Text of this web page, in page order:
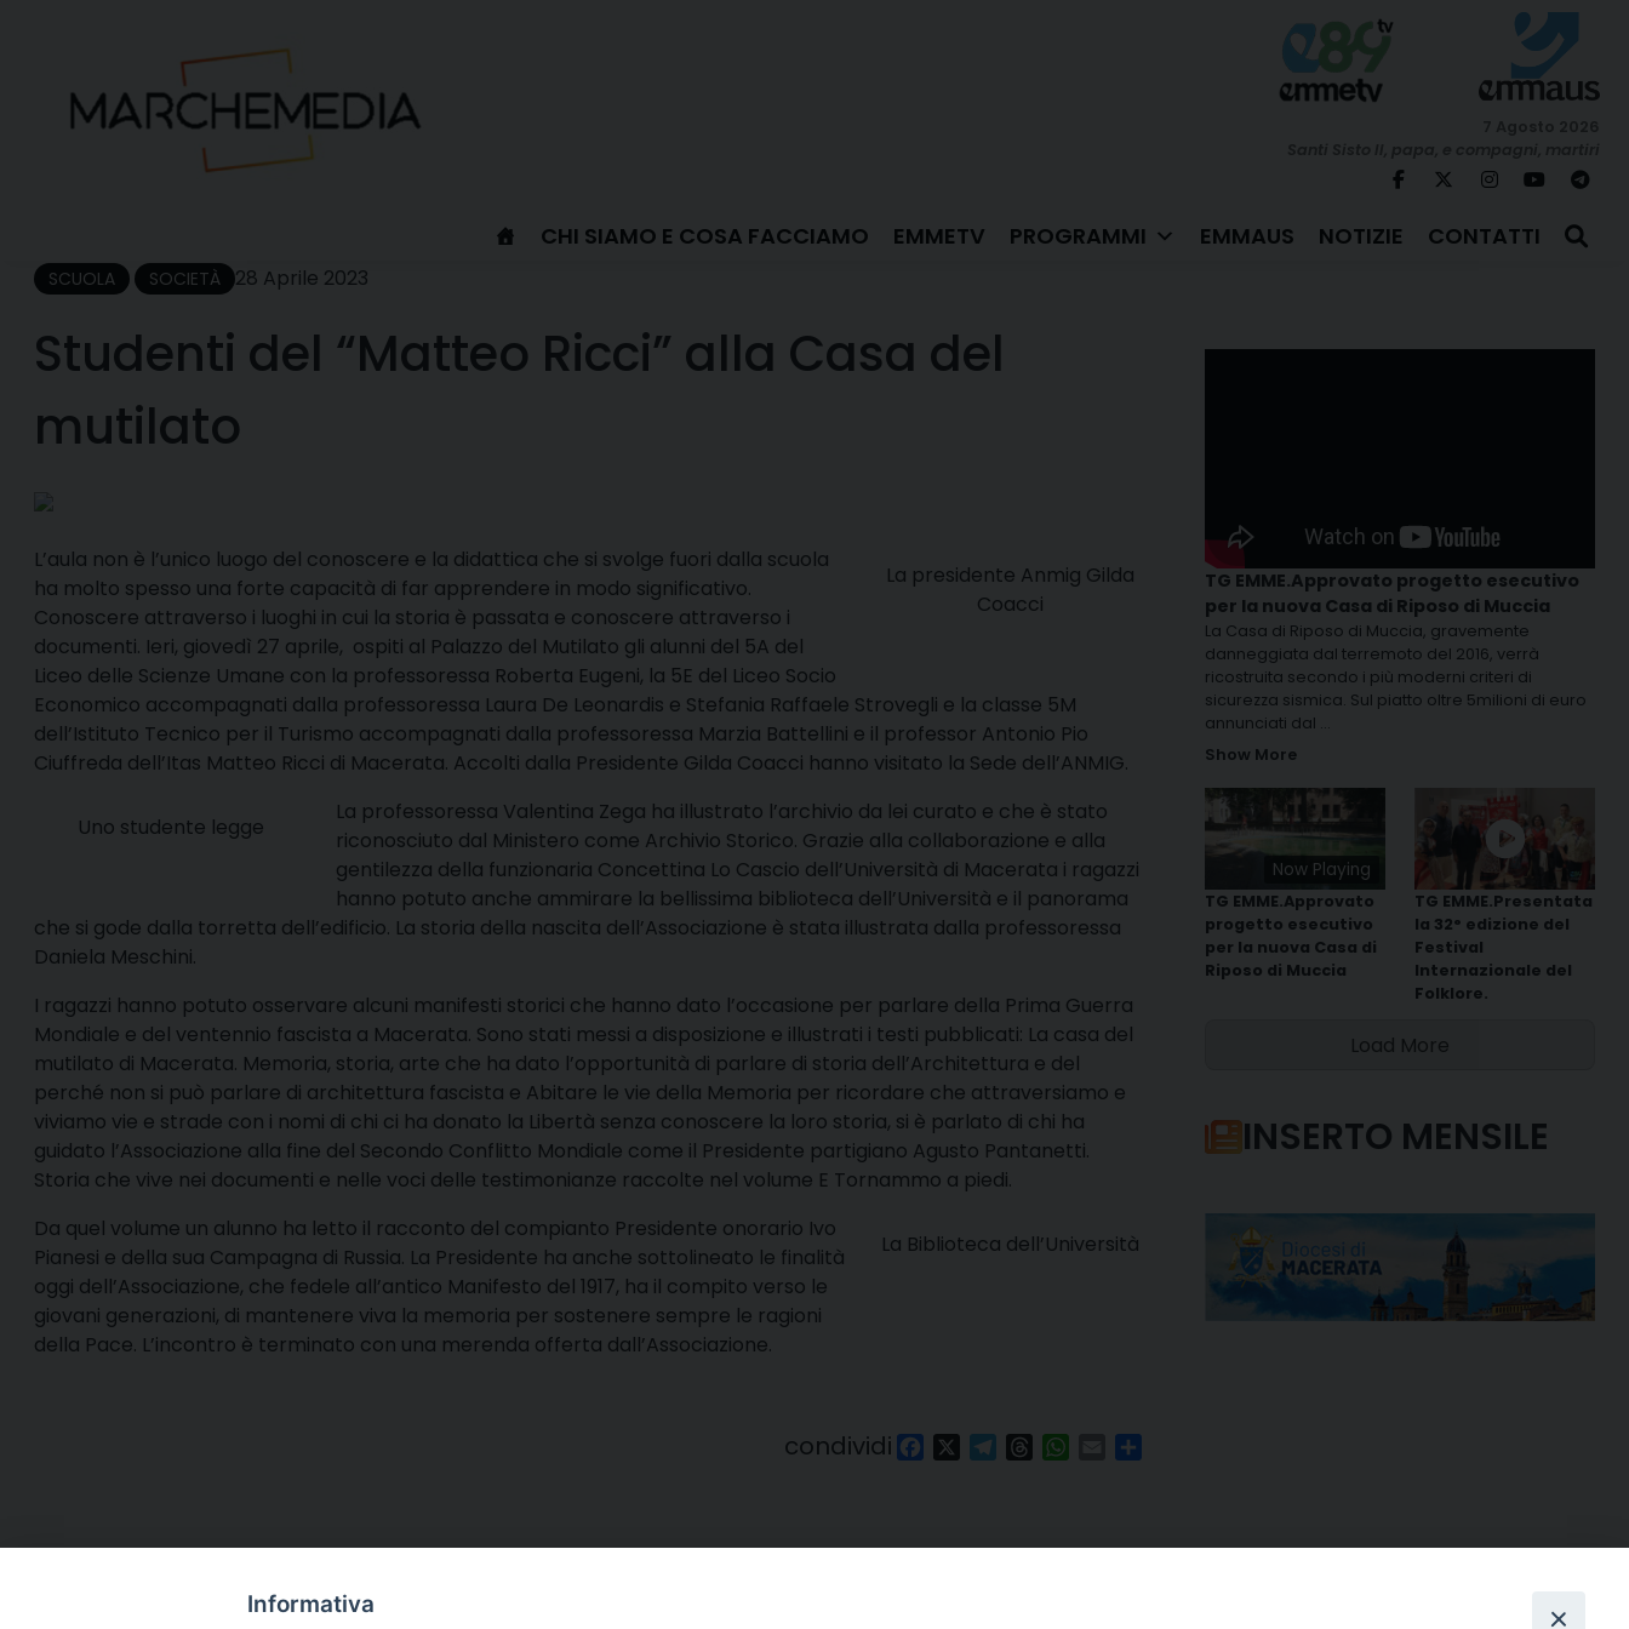
CHI SIAMO E COSA FACCIAMO EMMETV PROGRAMMI EMMAUS NOTIZIE CONTATTI
SCUOLA SOCIETÀ 28 Aprile 2023
Studenti del “Matteo Ricci” alla Casa del
mutilato
La presidente Anmig Gilda
Coacci
L’aula non è l’unico luogo del conoscere e la didattica che si svolge fuori dalla scuola
ha molto spesso una forte capacità di far apprendere in modo significativo.
Conoscere attraverso i luoghi in cui la storia è passata e conoscere attraverso i
documenti. Ieri, giovedì 27 aprile, ospiti al Palazzo del Mutilato gli alunni del 5A del
Liceo delle Scienze Umane con la professoressa Roberta Eugeni, la 5E del Liceo Socio
Economico accompagnati dalla professoressa Laura De Leonardis e Stefania Raffaele Strovegli e la classe 5M
dell’Istituto Tecnico per il Turismo accompagnati dalla professoressa Marzia Battellini e il professor Antonio Pio
Ciuffreda dell’Itas Matteo Ricci di Macerata. Accolti dalla Presidente Gilda Coacci hanno visitato la Sede dell’ANMIG.
Uno studente legge
La professoressa Valentina Zega ha illustrato l’archivio da lei curato e che è stato
riconosciuto dal Ministero come Archivio Storico. Grazie alla collaborazione e alla
gentilezza della funzionaria Concettina Lo Cascio dell’Università di Macerata i ragazzi
hanno potuto anche ammirare la bellissima biblioteca dell’Università e il panorama
che si gode dalla torretta dell’edificio. La storia della nascita dell’Associazione è stata illustrata dalla professoressa
Daniela Meschini.
I ragazzi hanno potuto osservare alcuni manifesti storici che hanno dato l’occasione per parlare della Prima Guerra
Mondiale e del ventennio fascista a Macerata. Sono stati messi a disposizione e illustrati i testi pubblicati: La casa del
mutilato di Macerata. Memoria, storia, arte che ha dato l’opportunità di parlare di storia dell’Architettura e del
perché non si può parlare di architettura fascista e Abitare le vie della Memoria per ricordare che attraversiamo e
viviamo vie e strade con i nomi di chi ci ha donato la Libertà senza conoscere la loro storia, si è parlato di chi ha
guidato l’Associazione alla fine del Secondo Conflitto Mondiale come il Presidente partigiano Agusto Pantanetti.
Storia che vive nei documenti e nelle voci delle testimonianze raccolte nel volume E Tornammo a piedi.
La Biblioteca dell’Università
Da quel volume un alunno ha letto il racconto del compianto Presidente onorario Ivo
Pianesi e della sua Campagna di Russia. La Presidente ha anche sottolineato le finalità
oggi dell’Associazione, che fedele all’antico Manifesto del 1917, ha il compito verso le
giovani generazioni, di mantenere viva la memoria per sostenere sempre le ragioni
della Pace. L’incontro è terminato con una merenda offerta dall’Associazione.
condividi FacebookTelegram
ThreadsWhatsApp
Email
TG EMME.Approvato progetto esecutivo
per la nuova Casa di Riposo di Muccia
La Casa di Riposo di Muccia, gravemente
danneggiata dal terremoto del 2016, verrà
ricostruita secondo i più moderni criteri di
sicurezza sismica. Sul piatto oltre 5milioni di euro
annunciati dal ...
Show More
Now Playing
TG EMME.Approvato
progetto esecutivo
per la nuova Casa di
Riposo di Muccia
TG EMME.Presentata
la 32° edizione del
Festival
Internazionale del
Folklore.
Load More
INSERTO MENSILE
Informativa